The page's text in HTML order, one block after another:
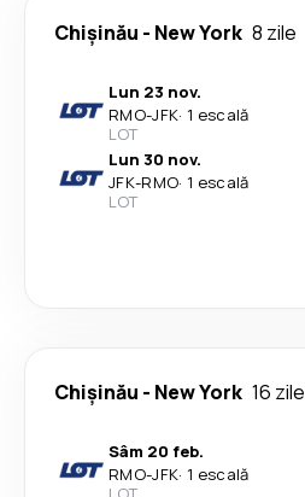
Chişinău - New York 8 zile
Lun 23 nov.
RMO-JFK· 1 escală
LOT
Lun 30 nov.
JFK-RMO· 1 escală
LOT
Chişinău - New York 16 zile
Sâm 20 feb.
RMO-JFK· 1 escală